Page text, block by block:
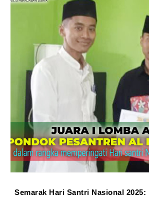
Semarak Hari Santri Nasional 2025: